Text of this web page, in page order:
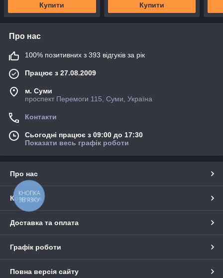
Купити Купити
Про нас
100% позитивних з 393 відгуків за рік
Працює з 27.08.2009
м. Суми
проспект Перемоги 115, Суми, Україна
Контакти
Сьогодні працює з 09:00 до 17:30
Показати весь графік роботи
Про нас
Контакти
Доставка та оплата
Графік роботи
Повна версія сайту
КНОПКА
ЗВ'ЯЗКУ